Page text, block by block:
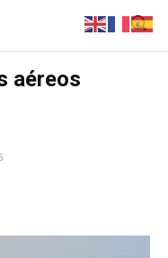
aéreos